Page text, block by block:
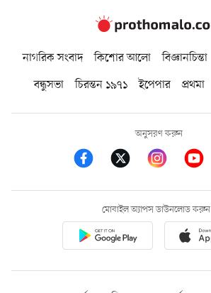
নাগরিক সংবাদ কিশোর আলো বিজ্ঞানচিন্তা
বন্ধুসভা
চিরন্তন ১৯৭১ ইপেপার প্রথমা
অনুসরণ করুন
মোবাইল অ্যাপস ডাউনলোড করুন